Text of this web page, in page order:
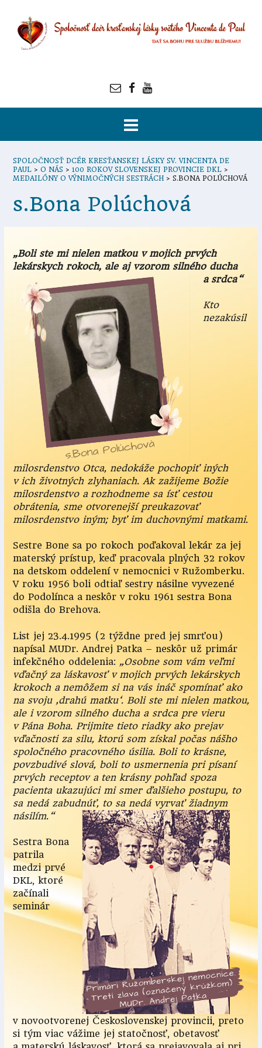
SPOLOČNOSŤ DCÉR KRESŤANSKEJ LÁSKY SV. VINCENTA DE
PAUL > O NÁS > 100 ROKOV SLOVENSKEJ PROVINCIE DKL >
MEDAILÓNY O VÝNIMOČNÝCH SESTRÁCH > S.BONA POLÚCHOVÁ
s.Bona Polúchová
„Boli ste mi nielen matkou v mojich prvých
lekárskych rokoch, ale aj vzorom silného ducha
a srdca“
Kto
nezakúsil
milosrdenstvo Otca, nedokáže pochopiť iných
v ich životných zlyhaniach. Ak zažijeme Božie
milosrdenstvo a rozhodneme sa ísť cestou
obrátenia, sme otvorenejší preukazovať
milosrdenstvo iným; byť im duchovnými matkami.
Sestre Bone sa po rokoch poďakoval lekár za jej
materský prístup, keď pracovala plných 32 rokov
na detskom oddelení v nemocnici v Ružomberku.
V roku 1956 boli odtiaľ sestry násilne vyvezené
do Podolínca a neskôr v roku 1961 sestra Bona
odišla do Brehova.
List jej 23.4.1995 (2 týždne pred jej smrťou)
napísal MUDr. Andrej Patka – neskôr už primár
infekčného oddelenia: „Osobne som vám veľmi
vďačný za láskavosť v mojich prvých lekárskych
krokoch a nemôžem si na vás ináč spomínať ako
na svoju ‚drahú matku‘. Boli ste mi nielen matkou,
ale i vzorom silného ducha a srdca pre vieru
v Pána Boha. Prijmite tieto riadky ako prejav
vďačnosti za silu, ktorú som získal počas nášho
spoločného pracovného úsilia. Boli to krásne,
povzbudivé slová, boli to usmernenia pri písaní
prvých receptov a ten krásny pohľad spoza
pacienta ukazujúci mi smer ďalšieho postupu, to
sa nedá zabudnúť, to sa nedá vyrvať žiadnym
násilím.“
Sestra Bona
patrila
medzi prvé
DKL, ktoré
začínali
seminár
v novootvorenej Československej provincii, preto
si tým viac vážime jej statočnosť, obetavosť